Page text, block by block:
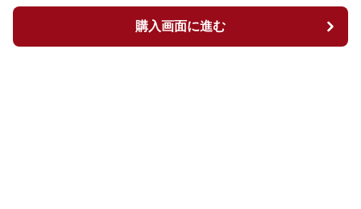
購入画面に進む
購入画面に進む